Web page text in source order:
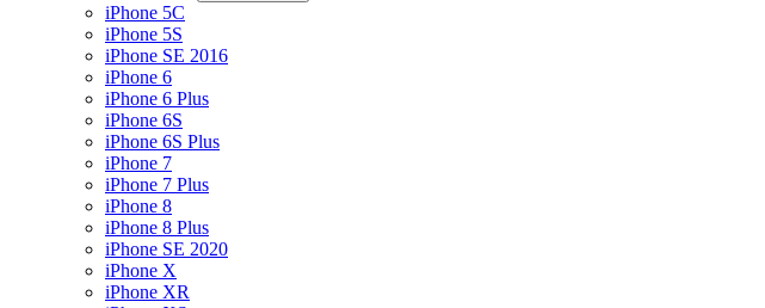
iPhone 5C
iPhone 5S
iPhone SE 2016
iPhone 6
iPhone 6 Plus
iPhone 6S
iPhone 6S Plus
iPhone 7
iPhone 7 Plus
iPhone 8
iPhone 8 Plus
iPhone SE 2020
iPhone X
iPhone XR